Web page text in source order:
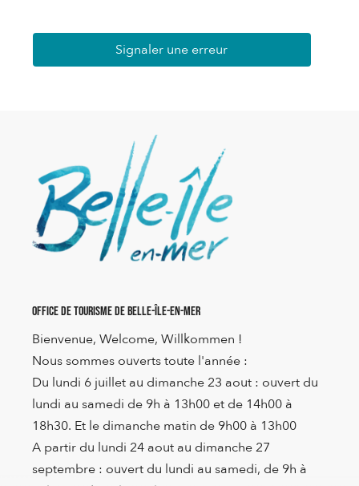
Signaler une erreur
Office de Tourisme de Belle-Île-en-Mer
Bienvenue, Welcome, Willkommen !
Nous sommes ouverts toute l'année :
Du lundi 6 juillet au dimanche 23 aout : ouvert du
lundi au samedi de 9h à 13h00 et de 14h00 à
18h30. Et le dimanche matin de 9h00 à 13h00
A partir du lundi 24 aout au dimanche 27
septembre : ouvert du lundi au samedi, de 9h à